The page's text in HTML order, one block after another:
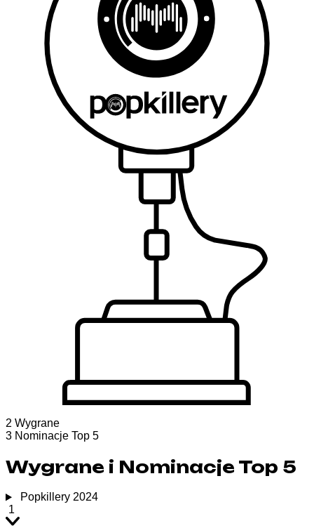
2 Wygrane
3 Nominacje Top 5
Wygrane i Nominacje Top 5
Popkillery 2024
1